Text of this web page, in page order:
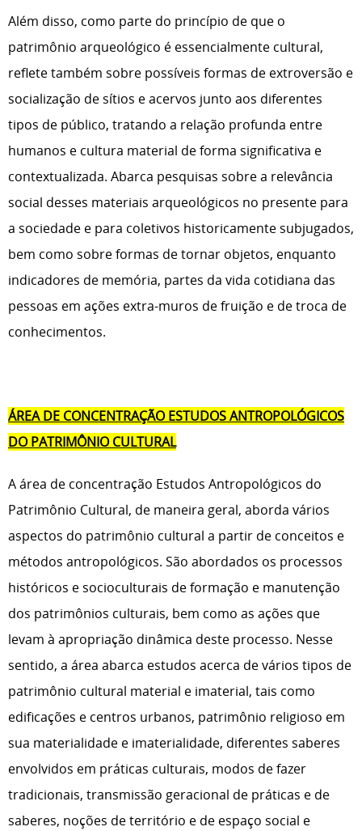
Além disso, como parte do princípio de que o
patrimônio arqueológico é essencialmente cultural,
reflete também sobre possíveis formas de extroversão e
socialização de sítios e acervos junto aos diferentes
tipos de público, tratando a relação profunda entre
humanos e cultura material de forma significativa e
contextualizada. Abarca pesquisas sobre a relevância
social desses materiais arqueológicos no presente para
a sociedade e para coletivos historicamente subjugados,
bem como sobre formas de tornar objetos, enquanto
indicadores de memória, partes da vida cotidiana das
pessoas em ações extra-muros de fruição e de troca de
conhecimentos.
ÁREA DE CONCENTRAÇÃO ESTUDOS ANTROPOLÓGICOS
DO PATRIMÔNIO CULTURAL
A área de concentração Estudos Antropológicos do
Patrimônio Cultural, de maneira geral, aborda vários
aspectos do patrimônio cultural a partir de conceitos e
métodos antropológicos. São abordados os processos
históricos e socioculturais de formação e manutenção
dos patrimônios culturais, bem como as ações que
levam à apropriação dinâmica deste processo. Nesse
sentido, a área abarca estudos acerca de vários tipos de
patrimônio cultural material e imaterial, tais como
edificações e centros urbanos, patrimônio religioso em
sua materialidade e imaterialidade, diferentes saberes
envolvidos em práticas culturais, modos de fazer
tradicionais, transmissão geracional de práticas e de
saberes, noções de território e de espaço social e